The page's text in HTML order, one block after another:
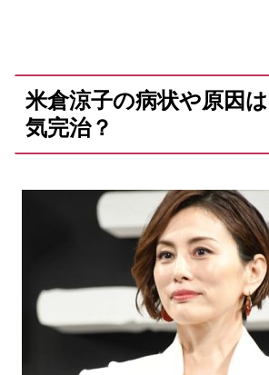
米倉涼子の病状や原因
気完治？